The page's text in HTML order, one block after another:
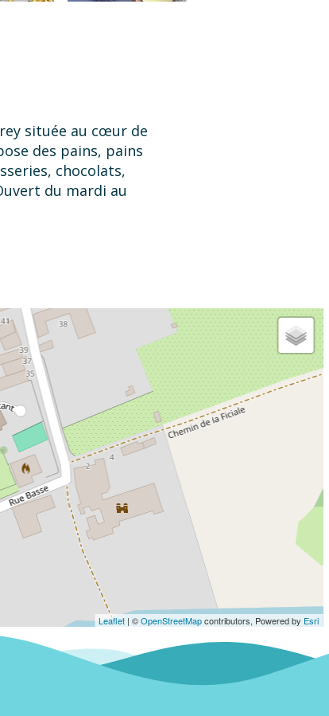
située au cœur de
des pains, pains
chocolats,
du mardi au
Leaflet | ©OpenStreetMapcontributors, Powered by Esri